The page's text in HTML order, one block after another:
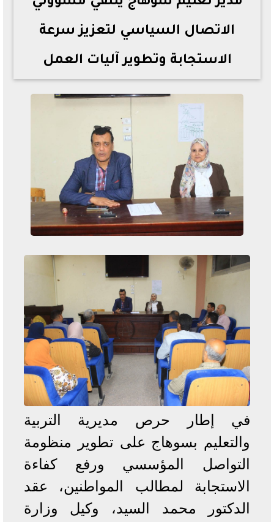
الاتصال السياسي لتعزيز سرعة
الاستجابة وتطوير آليات العمل
في إطار حرص مديرية التربية
والتعليم بسوهاج على تطوير منظومة
التواصل المؤسسي ورفع كفاءة
الاستجابة لمطالب المواطنين، عقد
الدكتور محمد السيد، وكيل وزارة